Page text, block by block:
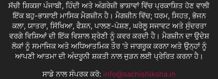
ਸੱਚੀ ਸ਼ਿਕਸ਼ਾ ਪੰਜਾਬੀ, ਹਿੰਦੀ ਅਤੇ ਅੰਗਰੇਜ਼ੀ ਭਾਸ਼ਾਵਾਂ ਵਿੱਚ ਪ੍ਰਕਾਸ਼ਿਤ ਹੋਣ ਵਾਲੀ
ਇੱਕ ਬਹੁ-ਭਾਸ਼ਾਈ ਮਾਸਿਕ ਮੈਗਜ਼ੀਨ ਹੈ। ਮੈਗਜ਼ੀਨ ਵਿੱਚ; ਧਰਮ, ਸਿਹਤ, ਭੋਜਨ
ਕਲਾ, ਯਾਤਰਾ, ਸਿੱਖਿਆ, ਫੈਸ਼ਨ, ਪਾਲਣ-ਪੋਸ਼ਣ, ਘਰੇਲੂ ਸਜਾਵਟ ਅਤੇ ਸੁੰਦਰਤਾ
ਵਰਗੇ ਵਿਸ਼ਿਆਂ ਦੀ ਇੱਕ ਵਿਸ਼ਾਲ ਸ਼੍ਰੇਣੀ ਨੂੰ ਕਵਰ ਕਰਦੀ ਹੈ। ਮੈਗਜ਼ੀਨ ਦਾ ਉਦੇਸ਼
ਲੋਕਾਂ ਨੂੰ ਸਮਾਜਿਕ ਅਤੇ ਅਧਿਆਤਮਿਕ ਤੌਰ 'ਤੇ ਜਾਗਰੂਕ ਕਰਨਾ ਅਤੇ ਉਨ੍ਹਾਂ ਨੂੰ
ਆਪਣੀ ਆਤਮਾ ਦੀ ਅੰਦਰੂਨੀ ਸ਼ਕਤੀ ਨਾਲ ਜੁੜਨ ਲਈ ਪ੍ਰੇਰਿਤ ਕਰਨਾ ਹੈ।
ਸਾਡੇ ਨਾਲ ਸੰਪਰਕ ਕਰੋ: info@sachishiksha.in